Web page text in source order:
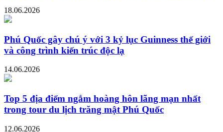
18.06.2026
Phú Quốc gây chú ý với 3 kỷ lục Guinness thế giới
và công trình kiến trúc độc lạ
14.06.2026
Top 5 địa điểm ngắm hoàng hôn lãng mạn nhất
trong tour du lịch trăng mật Phú Quốc
12.06.2026